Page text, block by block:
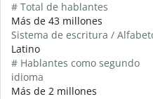
# Total de hablantes
Más de 43 millones
Sistema de escritura /
Latino
# Hablantes como segundo
idioma
Más de 2 millones